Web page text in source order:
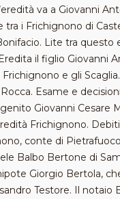
va a Giovanni
i Frichignono di
Lite tra questo
il figlio Giovanni
e gli
Esame e
Giovanni
Frichignono.
conte di
Balbo Bertone di
Giorgio Bertola,
Testore. Il